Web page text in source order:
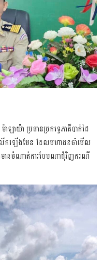
ា ប្រធានច្រកទ្វេភាគីបាក់ដៃ
កឡើងមែន ដែលមហាជនចាំមើល
ានចំណាត់ការបែបណាជុំវិញករណី